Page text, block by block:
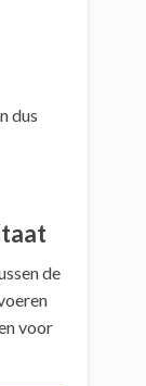
dus
de
voor